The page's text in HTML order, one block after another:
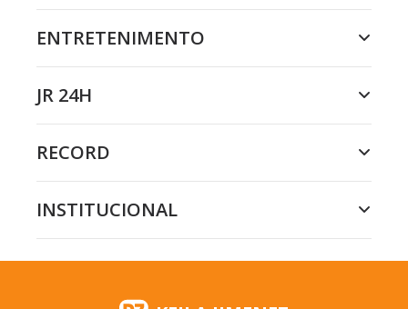
ENTRETENIMENTO
JR 24H
RECORD
INSTITUCIONAL